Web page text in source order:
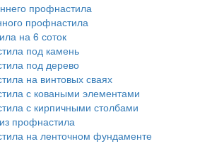
профнастила
профнастила
на 6 соток
под камень
под дерево
на винтовых сваях
с коваными элементами
с кирпичными столбами
профнастила
на ленточном фундаменте